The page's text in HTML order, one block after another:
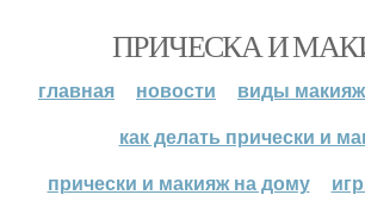
ПРИЧЕСКА И
главная новости
виды
как делать прически и
прически и макияж на дому